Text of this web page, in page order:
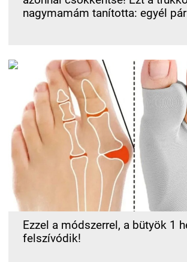
nagymamám tanította: egyél
Ezzel a módszerrel, a bütyök 1
felszívódik!